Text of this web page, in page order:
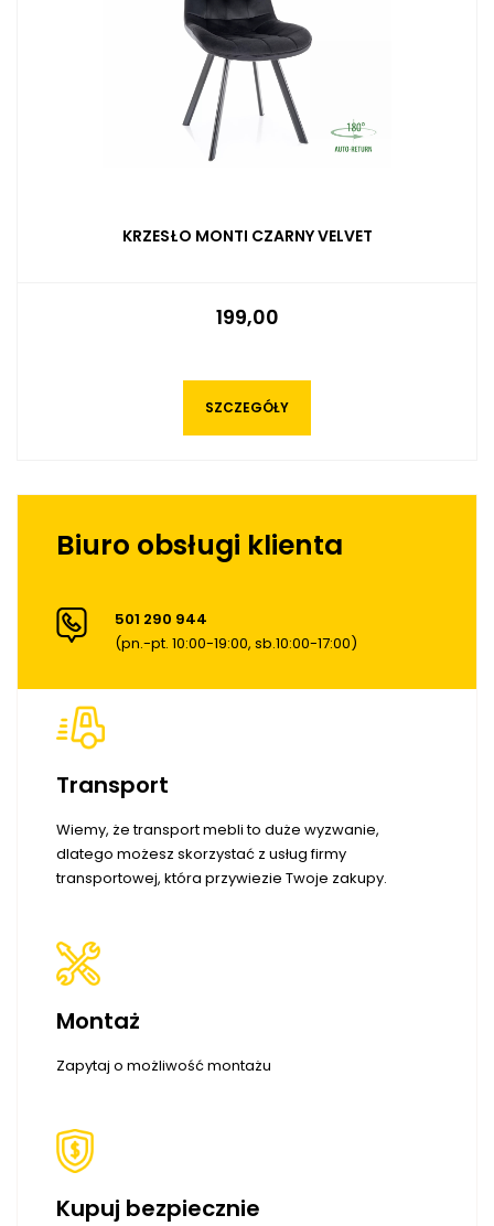
KRZESŁO MONTI CZARNY VELVET
199,00
SZCZEGÓŁY
Biuro obsługi klienta
501 290 944
(pn.-pt. 10:00-19:00, sb.10:00-17:00)
Transport
Wiemy, że transport mebli to duże wyzwanie,
dlatego możesz skorzystać z usług firmy
transportowej, która przywiezie Twoje zakupy.
Montaż
Zapytaj o możliwość montażu
Kupuj bezpiecznie